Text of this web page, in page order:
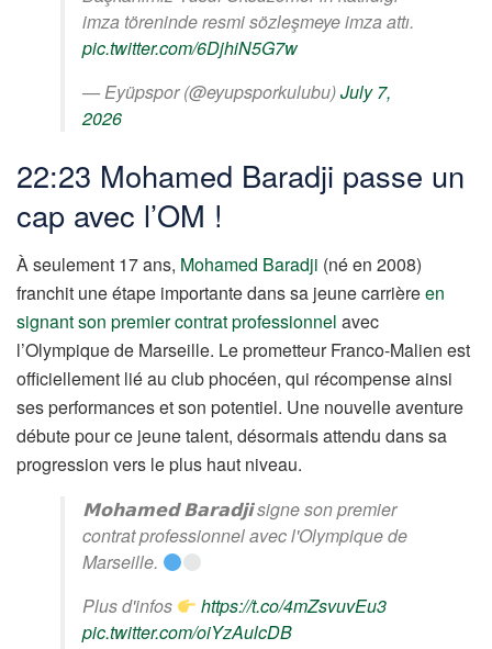
imza töreninde resmi sözleşmeye imza attı.
pic.twitter.com/6DjhiN5G7w
— Eyüpspor (@eyupsporkulubu)July 7,
2026
22:23 Mohamed Baradji passe un
cap avec l’OM !
À seulement 17 ans, Mohamed Baradji (né en 2008)
franchit une étape importante dans sa jeune carrièreen
signant son premier contrat professionnel avec
l’Olympique de Marseille. Le prometteur Franco-Malien est
officiellement lié au club phocéen, qui récompense ainsi
ses performances et son potentiel. Une nouvelle aventure
débute pour ce jeune talent, désormais attendu dans sa
progression vers le plus haut niveau.
𝗠𝗼𝗵𝗮𝗺𝗲𝗱 𝗕𝗮𝗿𝗮𝗱𝗷𝗶 signe son premier
contrat professionnel avec l'Olympique de
Marseille.
Plus d'infos
https://t.co/4mZsvuvEu3
pic.twitter.com/oiYzAulcDB